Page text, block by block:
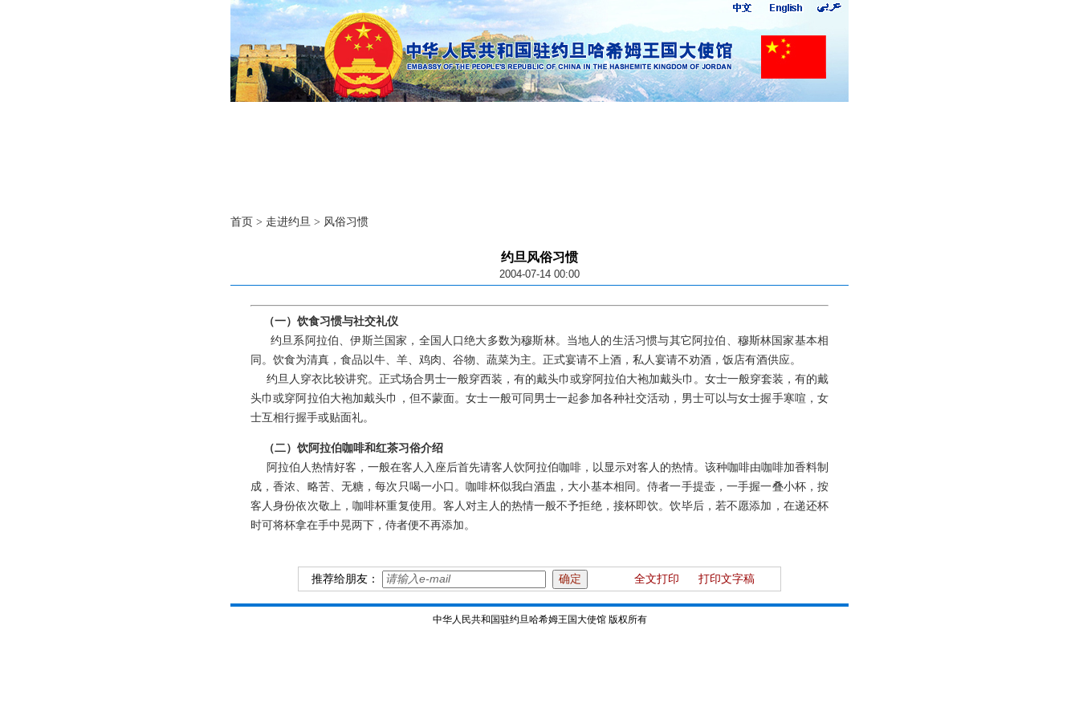
首页 > 走进约旦 > 风俗习惯
约旦风俗习惯
2004-07-14 00:00
（一）饮食习惯与社交礼仪
约旦系阿拉伯、伊斯兰国家，全国人口绝大多数为穆斯林。当地人的生活习惯与其它阿拉伯、穆斯林国家基本相
同。饮食为清真，食品以牛、羊、鸡肉、谷物、蔬菜为主。正式宴请不上酒，私人宴请不劝酒，饭店有酒供应。
约旦人穿衣比较讲究。正式场合男士一般穿西装，有的戴头巾或穿阿拉伯大袍加戴头巾。女士一般穿套装，有的戴
头巾或穿阿拉伯大袍加戴头巾，但不蒙面。女士一般可同男士一起参加各种社交活动，男士可以与女士握手寒喧，女
士互相行握手或贴面礼。
（二）饮阿拉伯咖啡和红茶习俗介绍
阿拉伯人热情好客，一般在客人入座后首先请客人饮阿拉伯咖啡，以显示对客人的热情。该种咖啡由咖啡加香料制
成，香浓、略苦、无糖，每次只喝一小口。咖啡杯似我白酒盅，大小基本相同。侍者一手提壶，一手握一叠小杯，按
客人身份依次敬上，咖啡杯重复使用。客人对主人的热情一般不予拒绝，接杯即饮。饮毕后，若不愿添加，在递还杯
时可将杯拿在手中晃两下，侍者便不再添加。
推荐给朋友： 全文打印 打印文字稿
中华人民共和国驻约旦哈希姆王国大使馆 版权所有